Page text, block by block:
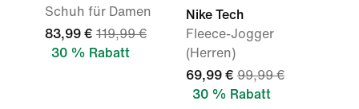
Schuh für Damen
83,99 € 119,99 €
30 % Rabatt
Nike Tech
Fleece-Jogger
(Herren)
69,99 € 99,99 €
30 % Rabatt